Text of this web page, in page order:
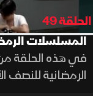
الحلقة 49
المسلسلات
رمضان انتهت
في هذه الحلقة من
الرمضانية للنصف